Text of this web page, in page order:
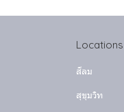
Locations
สีลม
สุขุมวิท